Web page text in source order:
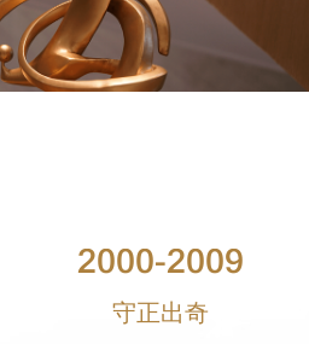
2000-2009
守正出奇